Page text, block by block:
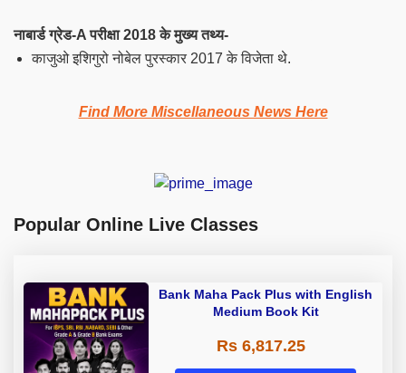
नाबार्ड ग्रेड-A परीक्षा 2018 के मुख्य तथ्य-
काजुओ इशिगुरो नोबेल पुरस्कार 2017 के विजेता थे.
Find More Miscellaneous News Here
Popular Online Live Classes
Bank Maha Pack Plus with English
Medium Book Kit
Rs 6,817.25